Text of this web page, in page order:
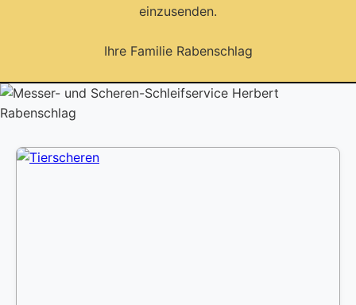
einzusenden.
Ihre Familie Rabenschlag